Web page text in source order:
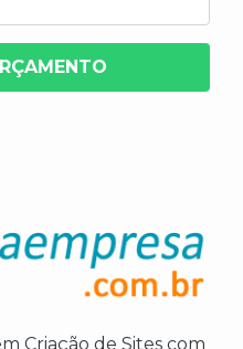
Criação de Sites com